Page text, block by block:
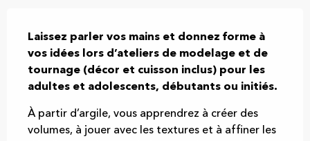
Laissez parler vos mains et donnez forme à
vos idées lors d’ateliers de modelage et de
tournage (décor et cuisson inclus) pour les
adultes et adolescents, débutants ou initiés.
À partir d’argile, vous apprendrez à créer des
volumes, à jouer avec les textures et à affiner les